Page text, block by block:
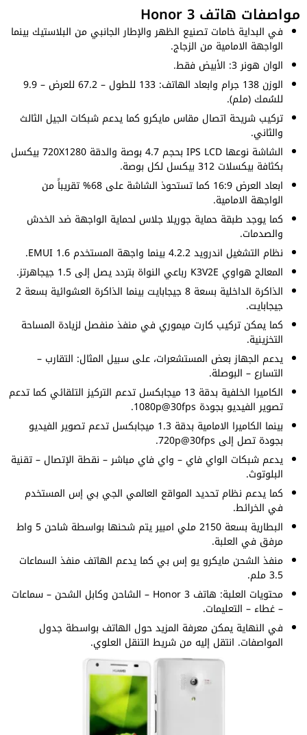
مواصفات هاتف Honor 3
في البداية خامات تصنيع الظهر والإطار الجانبي من البلاستيك بينما
الواجهة الامامية من الزجاج.
الوان هونر 3: الأبيض فقط.
الوزن 138 جرام وابعاد الهاتف: 133 للطول – 67.2 للعرض – 9.9
للسُمك (ملم).
تركيب شريحة اتصال مقاس مايكرو كما يدعم شبكات الجيل الثالث
والثاني.
الشاشة نوعها IPS LCD بحجم 4.7 بوصة والدقة 720X1280 بيكسل
بكثافة بيكسلات 312 بيكسل لكل بوصة.
ابعاد العرض 16:9 كما تستحوذ الشاشة على 68% تقريباً من
الواجهة الامامية.
كما يوجد طبقة حماية جوريلا جلاس لحماية الواجهة ضد الخدش
والصدمات.
نظام التشغيل اندرويد 4.2.2 بينما واجهة المستخدم EMUI 1.6.
المعالج هواوي K3V2E رباعي النواة بتردد يصل إلى 1.5 جيجاهرتز.
الذاكرة الداخلية بسعة 8 جيجابايت بينما الذاكرة العشوائية بسعة 2
جيجابايت.
كما يمكن تركيب كارت ميموري في منفذ منفصل لزيادة المساحة
التخزينية.
يدعم الجهاز بعض المستشعرات، على سبيل المثال: التقارب –
التسارع – البوصلة.
الكاميرا الخلفية بدقة 13 ميجابكسل تدعم التركيز التلقائي كما تدعم
تصوير الفيديو بجودة 1080p@30fps.
بينما الكاميرا الامامية بدقة 1.3 ميجابكسل تدعم تصوير الفيديو
بجودة تصل إلى 720p@30fps.
يدعم شبكات الواي فاي – واي فاي مباشر – نقطة الإتصال – تقنية
البلوتوث.
كما يدعم نظام تحديد المواقع العالمي الجي بي إس المستخدم
في الخرائط.
البطارية بسعة 2150 ملي امبير يتم شحنها بواسطة شاحن 5 واط
مرفق في العلبة.
منفذ الشحن مايكرو يو إس بي كما يدعم الهاتف منفذ السماعات
3.5 ملم.
محتويات العلبة: هاتف Honor 3 – الشاحن وكابل الشحن – سماعات
– غطاء – التعليمات.
في النهاية يمكن معرفة المزيد حول الهاتف بواسطة جدول
المواصفات. انتقل إليه من شريط التنقل العلوي.